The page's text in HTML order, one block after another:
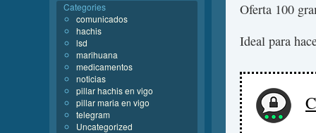
Oferta 100
Ideal para
Categories
comunicados
hachis
lsd
marihuana
medicamentos
noticias
pillar hachis en vigo
pillar maria en vigo
telegram
Uncategorized